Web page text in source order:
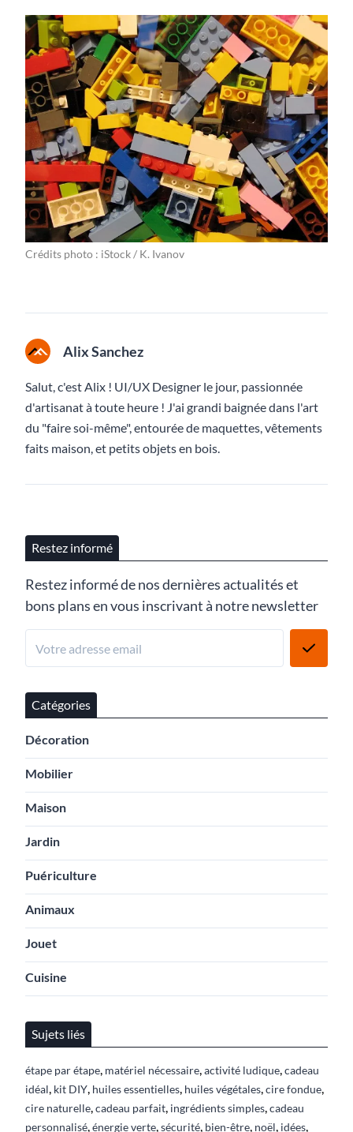
Crédits photo : iStock / K. Ivanov
Alix Sanchez
Salut, c'est Alix ! UI/UX Designer le jour, passionnée
d'artisanat à toute heure ! J'ai grandi baignée dans l'art
du "faire soi-même", entourée de maquettes, vêtements
faits maison, et petits objets en bois.
Restez informé
Restez informé de nos dernières actualités et
bons plans en vous inscrivant à notre newsletter
Catégories
Décoration
Mobilier
Maison
Jardin
Puériculture
Animaux
Jouet
Cuisine
Sujets liés
étape par étape, matériel nécessaire,activité ludique,cadeau
idéal, kit DIY, huiles essentielles, huiles végétales,cire fondue,
cire naturelle,cadeau parfait, ingrédients simples,cadeau
personnalisé,énergie verte,sécurité, bien-être, noël, idées,